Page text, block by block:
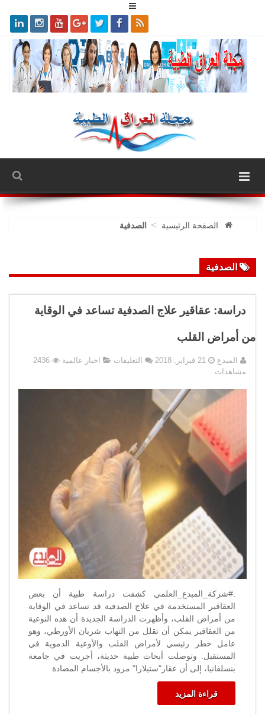
الصفحة الرئيسية > الصدفية
الصدفية
دراسة: عقاقير علاج الصدفية تساعد في الوقاية
من أمراض القلب
المبدع 21 فبراير, 2018 التعليقات على
الوقاية
من
أمراض
القلب
مغلقة
اخبار عالمية
2436
مشاهدات
.#شركة_المبدع_العلمي كشفت دراسة طبية أن بعض
العقاقير المستخدمة في علاج الصدفية قد تساعد في الوقاية
من أمراض القلب، وأظهرت الدراسة الجديدة أن هذه النوعية
من العقاقير يمكن أن تقلل من التهاب شريان الأورطي، وهو
عامل خطر رئيسي لأمراض القلب والأوعية الدموية في
المستقبل. وتوصلت أبحاث طبية حديثة، أجريت في جامعة
بنسلفانيا، إلى أن عقار"ستيلارا" مزود بالأجسام المضادة
قراءة المزيد